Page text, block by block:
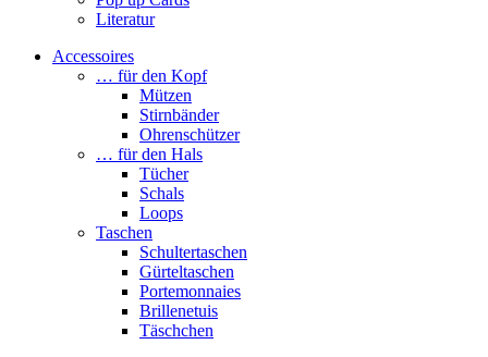
Literatur
Accessoires
… für den Kopf
Mützen
Stirnbänder
Ohrenschützer
… für den Hals
Tücher
Schals
Loops
Taschen
Schultertaschen
Gürteltaschen
Portemonnaies
Brillenetuis
Täschchen